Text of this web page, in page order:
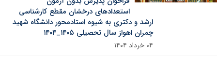
استعدادهای درخشان مقطع کارشناسی
ارشد و دکتری به شیوه استادمحور دانشگاه شهید
چمران اهواز سال تحصیلی ۱۴۰۵_۱۴۰۴
۰۴ خرداد ۱۴۰۴